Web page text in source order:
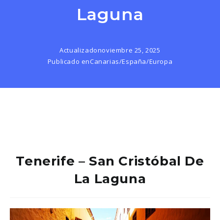
Laguna
Actualizadonoviembre 25, 2025
Publicado enCanarias/España/Europa
Tenerife – San Cristóbal De
La Laguna